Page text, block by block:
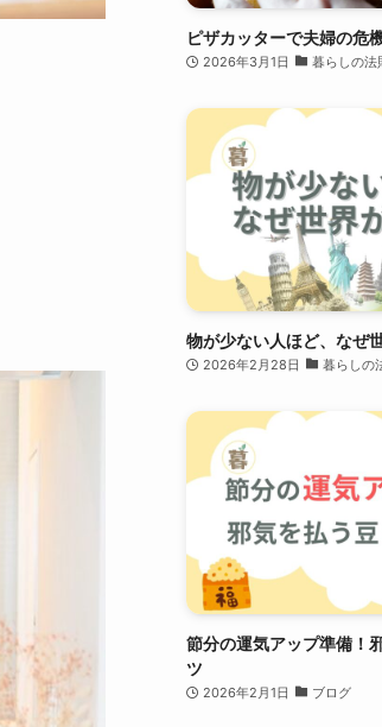
ピザカッターで夫婦の危
2026年3月1日 暮らしの法
物が少ない人ほど、なぜ
2026年2月28日 暮らしの
節分の運気アップ準備！
ツ
2026年2月1日 ブログ